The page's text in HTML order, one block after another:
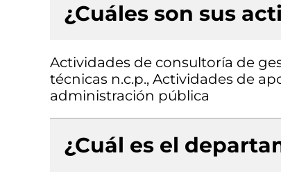
¿Cuáles son sus
Actividades de consultoría de
técnicas n.c.p., Actividades de
administración pública
¿Cuál es el